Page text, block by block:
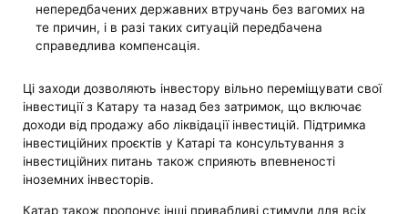
непередбачених державних втручань без вагомих на
те причин, і в разі таких ситуацій передбачена
справедлива компенсація.
Ці заходи дозволяють інвестору вільно переміщувати свої
інвестиції з Катару та назад без затримок, що включає
доходи від продажу або ліквідації інвестицій. Підтримка
інвестиційних проєктів у Катарі та консультування з
інвестиційних питань також сприяють впевненості
іноземних інвесторів.
Катар також пропонує інші привабливі стимули для всіх